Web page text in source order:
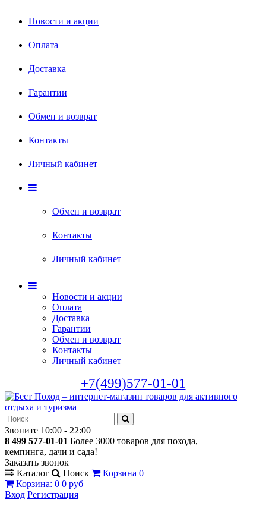
Новости и акции
Оплата
Доставка
Гарантии
Обмен и возврат
Контакты
Личный кабинет
Обмен и возврат
Контакты
Личный кабинет
Новости и акции
Оплата
Доставка
Гарантии
Обмен и возврат
Контакты
Личный кабинет
+7(499)577-01-01
Звоните 10:00 - 22:00
8 499 577-01-01 Более 3000 товаров для похода,
кемпинга, дачи и сада!
Заказать звонок
Каталог
Поиск Корзина 0
Корзина: 0 0 руб
Вход Регистрация